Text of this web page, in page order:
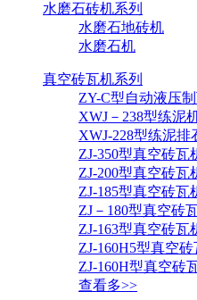
水磨石砖机系列
水磨石地砖机
水磨石机
真空砖瓦机系列
ZY-C型自动液压
XWJ－238型练泥
XWJ-228型练泥
ZJ-350型真空砖瓦
ZJ-200型真空砖瓦
ZJ-185型真空砖瓦
ZJ－180型真空砖
ZJ-163型真空砖瓦
ZJ-160H5型真空
ZJ-160H型真空砖
查看多>>